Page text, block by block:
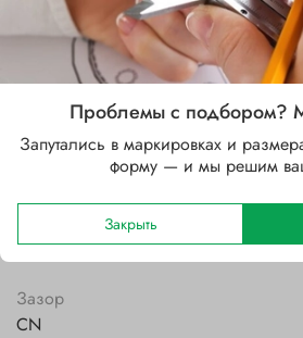
Внутренний диаметр d, мм
Наружный диаметр D, мм
Ширина B, мм
Зазор
CN
Проблемы с подбором?
Запутались в маркировках и
форму — и мы решим
Закрыть